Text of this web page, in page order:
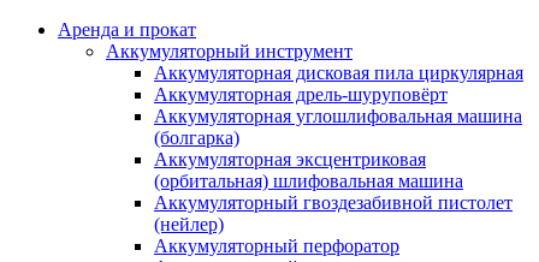
Аренда и прокат
Аккумуляторный инструмент
Аккумуляторная дисковая пила циркулярная
Аккумуляторная дрель-шуруповёрт
Аккумуляторная углошлифовальная машина
(болгарка)
Аккумуляторная эксцентриковая
(орбитальная) шлифовальная машина
Аккумуляторный гвоздезабивной пистолет
(нейлер)
Аккумуляторный перфоратор